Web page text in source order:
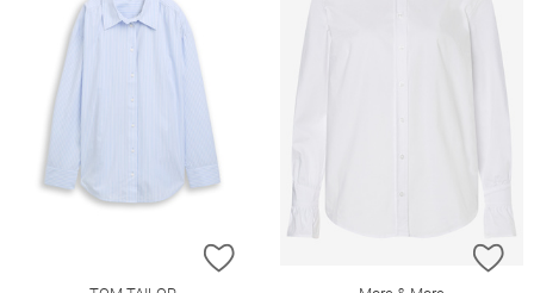
ZUR WUNSCHLISTE HINZUFÜGEN